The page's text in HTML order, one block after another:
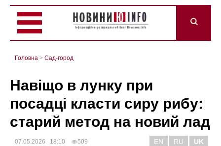
Головна > Сад-город
Навіщо в лунку при
посадці класти сиру рибу:
старий метод на новий лад
07.05.2026 18:10 509 EN RU UK